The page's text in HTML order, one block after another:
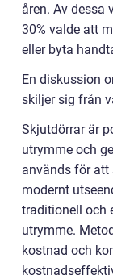
åren. Av dessa
30% valde att
eller byta
En diskussion
skiljer sig från
Skjutdörrar är
utrymme och
används för att
modernt
traditionell och
utrymme.
kostnad och